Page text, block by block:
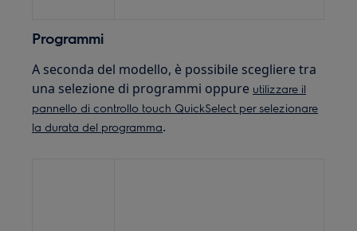
Programmi
A seconda del modello, è possibile scegliere tra
una selezione di programmi oppure utilizzare il
pannello di controllo touch QuickSelect per selezionare
la durata del programma.